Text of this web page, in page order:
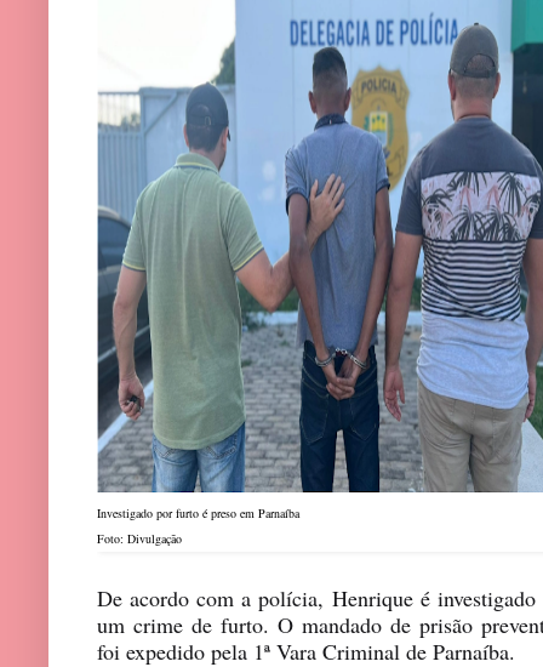
Investigado por furto é preso em Parnaíba
Foto: Divulgação
De acordo com a polícia, Henrique é investigado
um crime de furto. O mandado de prisão
foi expedido pela 1ª Vara Criminal de Parnaíba.